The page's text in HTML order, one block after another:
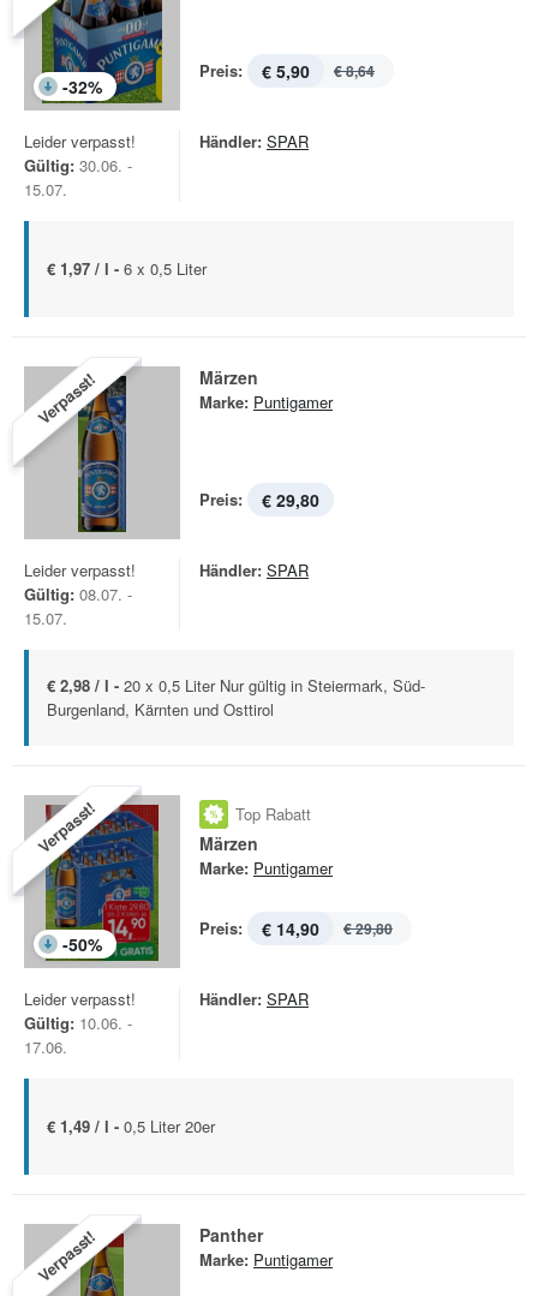
-32%
Preis: € 5,90 € 8,64
Leider verpasst!
Gültig: 30.06. -
15.07.
Händler: SPAR
€ 1,97 / l - 6 x 0,5 Liter
Verpasst! Märzen
Marke: Puntigamer
Preis: € 29,80
Leider verpasst!
Gültig: 08.07. -
15.07.
Händler: SPAR
€ 2,98 / l - 20 x 0,5 Liter Nur gültig in Steiermark, Süd-
Burgenland, Kärnten und Osttirol
Verpasst!
-50%
Top Rabatt
Märzen
Marke: Puntigamer
Preis: € 14,90 € 29,80
Leider verpasst!
Gültig: 10.06. -
17.06.
Händler: SPAR
€ 1,49 / l - 0,5 Liter 20er
Verpasst! Panther
Marke: Puntigamer